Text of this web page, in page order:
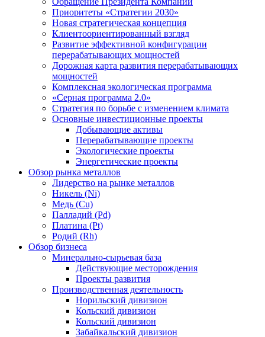
Приоритеты «Стратегии 2030»
Новая стратегическая концепция
Клиентоориентированный взгляд
Развитие эффективной конфигурации
перерабатывающих мощностей
Дорожная карта развития перерабатывающих
мощностей
Комплексная экологическая программа
«Серная программа 2.0»
Стратегия по борьбе с изменением климата
Основные инвестиционные проекты
Добывающие активы
Перерабатывающие проекты
Экологические проекты
Энергетические проекты
Обзор рынка металлов
Лидерство на рынке металлов
Никель (Ni)
Медь (Cu)
Палладий (Pd)
Платина (Pt)
Родий (Rh)
Обзор бизнеса
Минерально-сырьевая база
Действующие месторождения
Проекты развития
Производственная деятельность
Норильский дивизион
Кольский дивизион
Кольский дивизион
Забайкальский дивизион